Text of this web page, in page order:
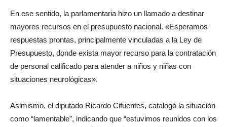
En ese sentido, la parlamentaria hizo un llamado a destinar
mayores recursos en el presupuesto nacional. «Esperamos
respuestas prontas, principalmente vinculadas a la Ley de
Presupuesto, donde exista mayor recurso para la contratación
de personal calificado para atender a niños y niñas con
situaciones neurológicas».
Asimismo, el diputado Ricardo Cifuentes, catalogó la situación
como “lamentable”, indicando que “estuvimos reunidos con los